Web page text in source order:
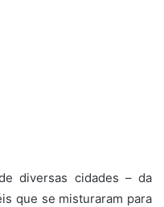
diversas cidades – da
que se misturaram para